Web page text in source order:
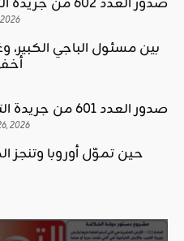
بين مسئول الباجي الكبير،
صدور العدد 601 من جريدة التحرير
2026
حين تموّل أوروبا